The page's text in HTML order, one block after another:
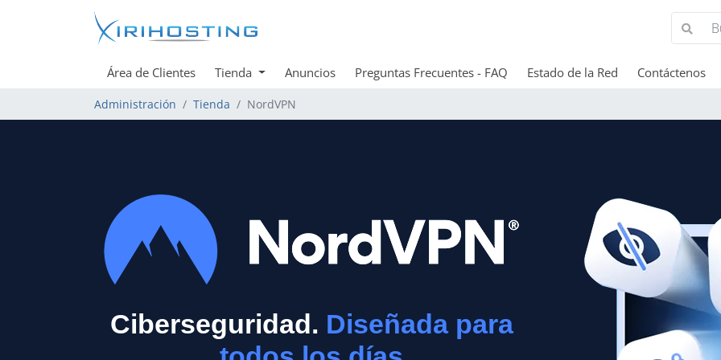
Área de Clientes Tienda Anuncios Preguntas Frecuentes - FAQ Estado de la Red Contáctenos
Administración Tienda NordVPN
Ciberseguridad. Diseñada para